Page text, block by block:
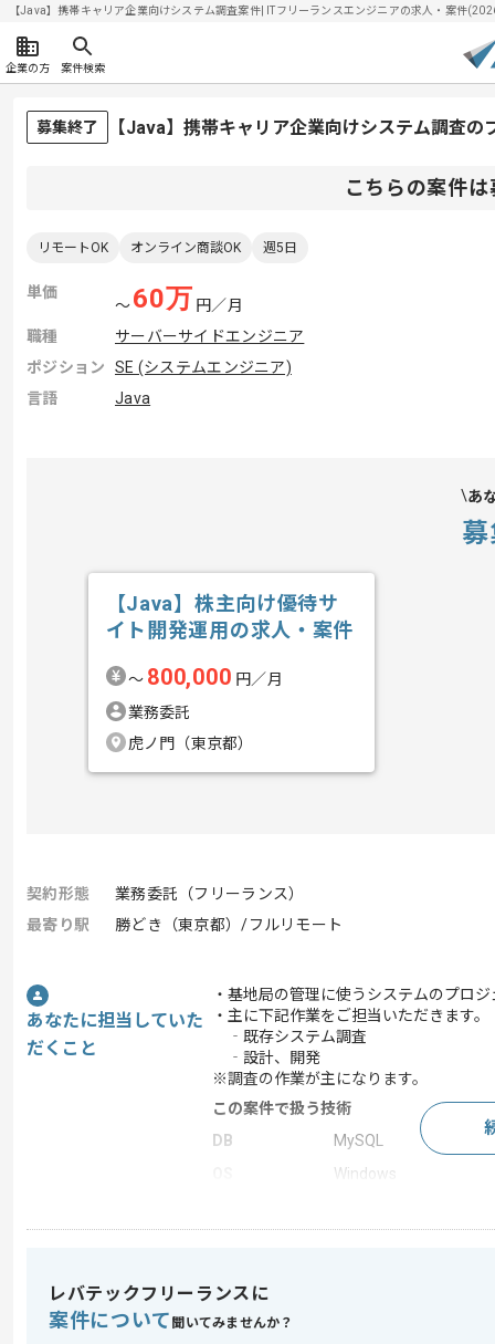
【Java】携帯キャリア企業向けシステム調査案件| ITフリーランスエンジニアの求人・案件
企業の方 案件検索
募集終了 【Java】携帯キャリア企業向けシステム調査の
こちらの案件
リモートOK オンライン商談OK 週5日
単価
〜60万 円／月
職種
サーバーサイドエンジニア
ポジション
SE (システムエンジニア)
言語
Java
あ
【Java】株主向け優待サ
イト開発運用の求人・案件
〜 800,000 円／月
業務委託
虎ノ門（東京都）
契約形態
業務委託（フリーランス）
最寄り駅
勝どき（東京都）/フルリモート
あなたに担当していた
だくこと
・基地局の管理に使うシステムのプロ
・主に下記作業をご担当いただきます。
‐既存システム調査
‐設計、開発
※調査の作業が主になります。
この案件で扱う技術
DB
MySQL
Windows
レバテックフリーランスに
案件について 聞いてみませんか？